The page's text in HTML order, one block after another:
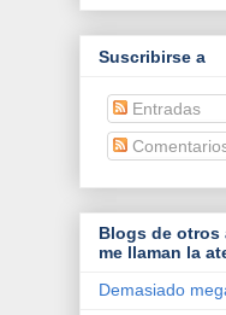
Suscribirse a
Entradas
Blogs de otros
me llaman la
Demasiado